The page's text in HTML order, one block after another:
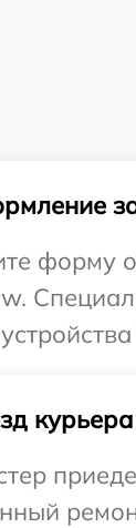
форму